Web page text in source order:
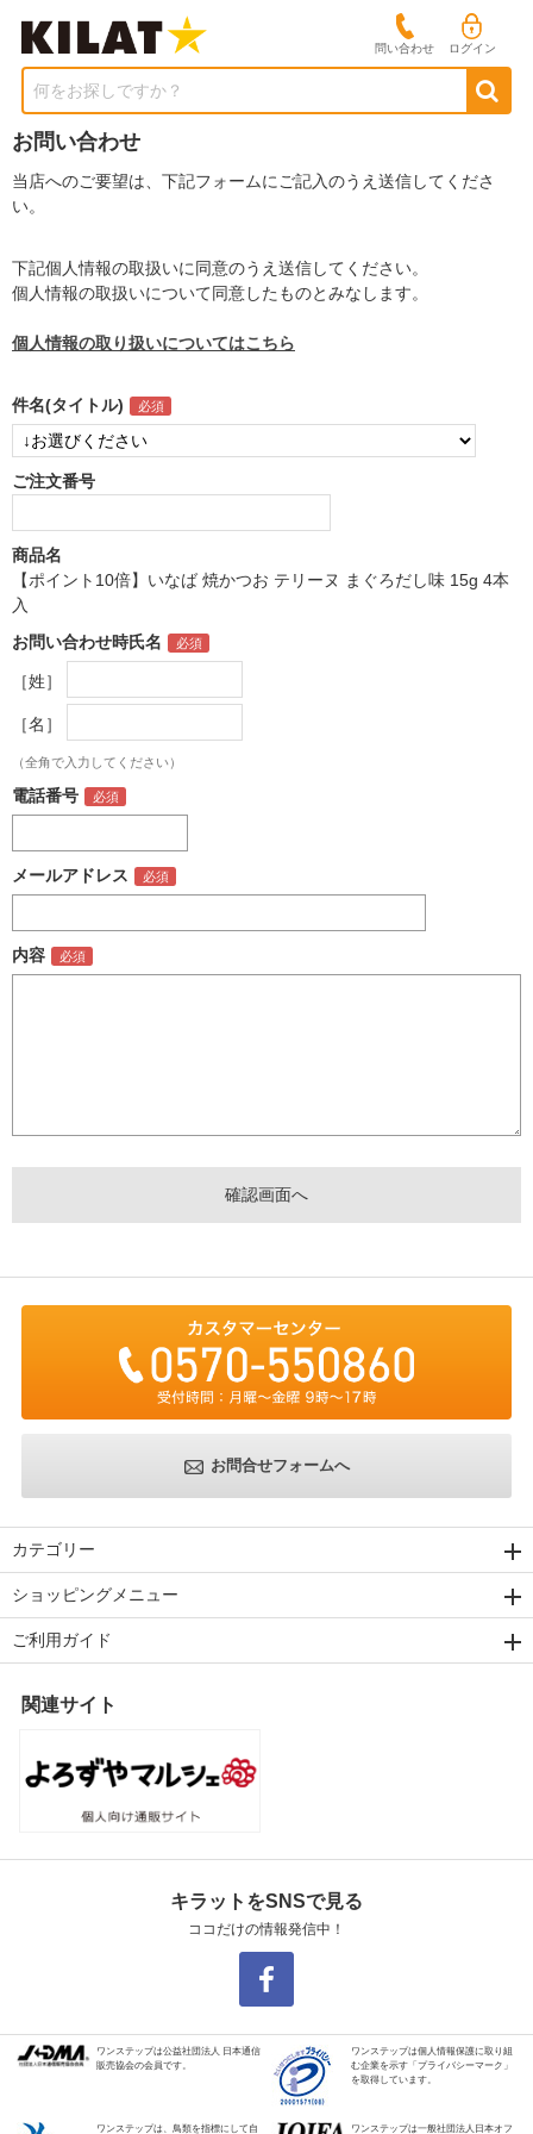
問い合わせ ログイン
何をお探しですか？
お問い合わせ
当店へのご要望は、下記フォームにご記入のうえ送信してくださ
い。
下記個人情報の取扱いに同意のうえ送信してください。
個人情報の取扱いについて同意したものとみなします。
個人情報の取り扱いについてはこちら
件名(タイトル)
ご注文番号
商品名
【ポイント10倍】いなば 焼かつお テリーヌ まぐろだし味 15g 4本
入
お問い合わせ時氏名
［姓］
［名］
（全角で入力してください）
電話番号
メールアドレス
内容
お問合せフォームへ
カテゴリー
ショッピングメニュー
ご利用ガイド
関連サイト
キラットをSNSで見る
ココだけの情報発信中！
ワンステップは公益社団法人 日本通信
販売協会の会員です。
ワンステップは個人情報保護に取り組
む企業を示す「プライバシーマーク」
を取得しています。
ワンステップは、鳥類を指標にして自 ワンステップは一般社団法人日本オフ